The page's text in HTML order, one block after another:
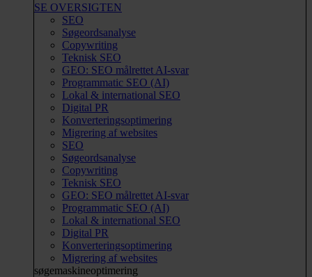
SE OVERSIGTEN
SEO
Søgeordsanalyse
Copywriting
Teknisk SEO
GEO: SEO målrettet AI-svar
Programmatic SEO (AI)
Lokal & international SEO
Digital PR
Konverteringsoptimering
Migrering af websites
SEO
Søgeordsanalyse
Copywriting
Teknisk SEO
GEO: SEO målrettet AI-svar
Programmatic SEO (AI)
Lokal & international SEO
Digital PR
Konverteringsoptimering
Migrering af websites
søgemaskineoptimering